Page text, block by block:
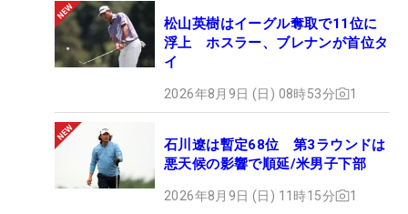
松山英樹はイーグル奪取で11位に
浮上 ホスラー、ブレナンが首位タ
イ
2026年8月9日 (日) 08時53分 1
石川遼は暫定68位 第3ラウンドは
悪天候の影響で順延/米男子下部
2026年8月9日 (日) 11時15分 1